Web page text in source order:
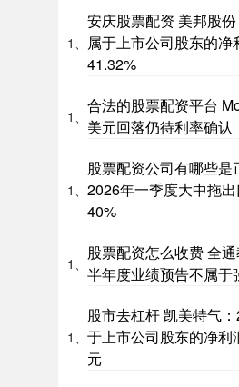
1、
安庆股票配资 美邦股
属于上市公司股东的净
41.32%
1、
合法的股票配资平台
美元回落仍待利率确认
1、
股票配资公司有哪些是
2026年一季度大中拖
40%
1、
股票配资怎么收费 全
半年度业绩预告不属于
1、
股市去杠杆 凯美特气
于上市公司股东的净
元